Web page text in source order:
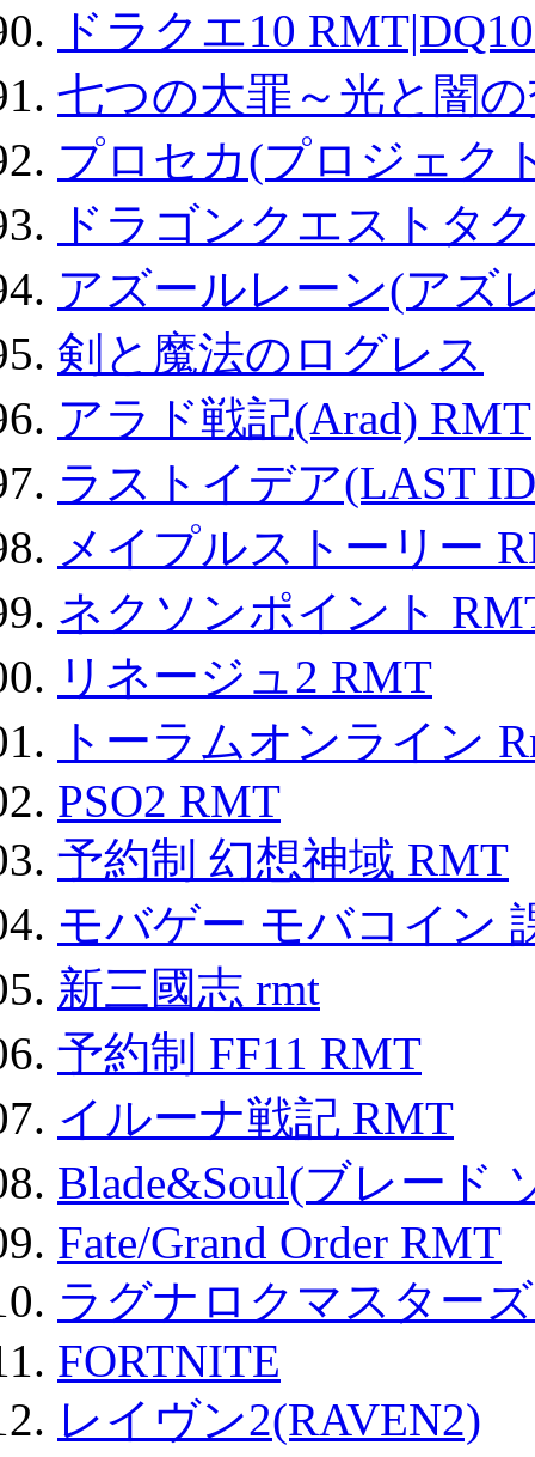
ドラクエ10
七つの大罪～光と闇
プロセカ(プロジェク
ドラゴンクエストタ
アズールレーン(アズ
剣と魔法のログレス
アラド戦記(Arad) RMT
ラストイデア(LAST
メイプルストーリー
ネクソンポイント
リネージュ2 RMT
トーラムオンライン
PSO2 RMT
予約制 幻想神域 RMT
モバゲー モバコイン
新三國志 rmt
予約制 FF11 RMT
イルーナ戦記 RMT
Blade&Soul(ブレード
Fate/Grand Order RMT
ラグナロクマスター
FORTNITE
レイヴン2(RAVEN2)